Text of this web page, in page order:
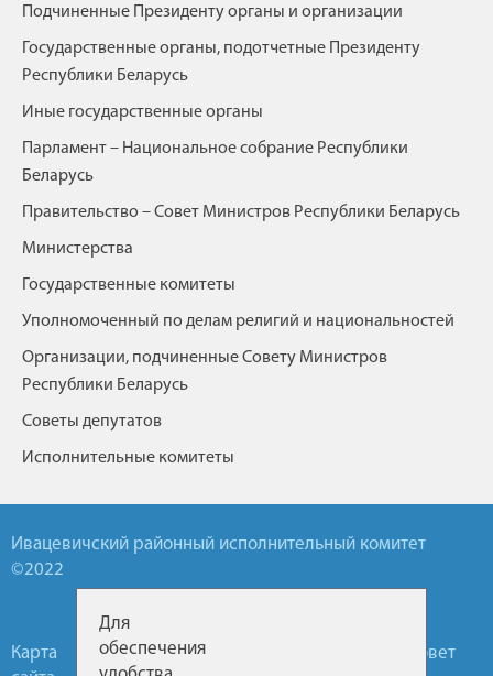
Подчиненные Президенту органы и организации
Государственные органы, подотчетные Президенту
Республики Беларусь
Иные государственные органы
Парламент – Национальное собрание Республики
Беларусь
Правительство – Совет Министров Республики Беларусь
Министерства
Государственные комитеты
Уполномоченный по делам религий и национальностей
Организации, подчиненные Совету Министров
Республики Беларусь
Советы депутатов
Исполнительные комитеты
Ивацевичский районный исполнительный комитет
©2022
Карта
Обратная
Районный Совет
Для
обеспечения